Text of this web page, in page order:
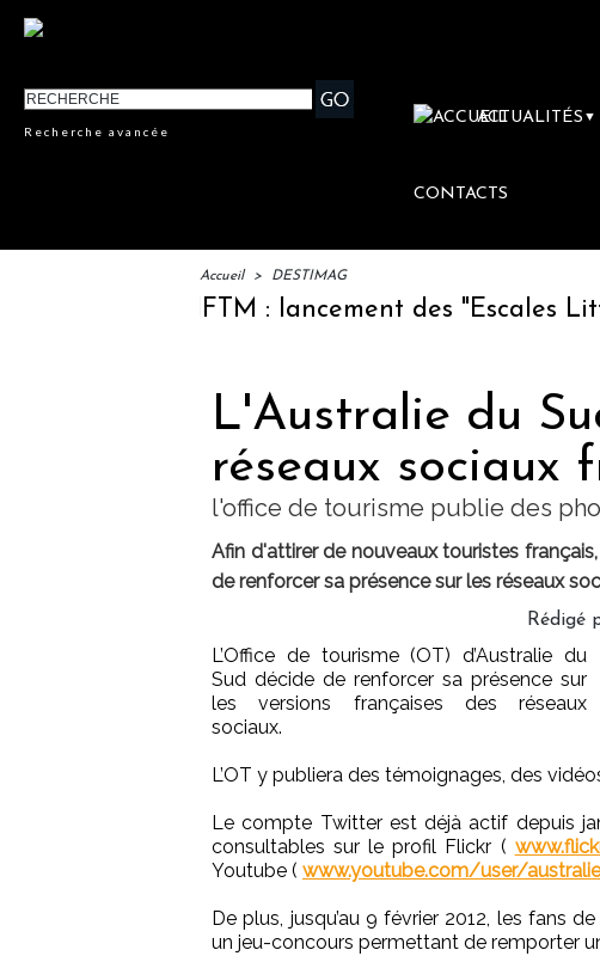
Recherche avancée
ACTUALITÉS ▼
CONTACTS
Accueil > DESTIMAG
IFTM : lancement des "Escales
L'Australie du
réseaux sociaux
l'office de tourisme publie des
Afin d'attirer de nouveaux touristes
de renforcer sa présence sur les réseaux
Rédigé
L’Office de tourisme (OT) d’Australie du
Sud décide de renforcer sa présence sur
les versions françaises des réseaux
sociaux.
L’OT y publiera des témoignages, des
Le compte Twitter est déjà actif depuis
consultables sur le profil Flickr (
Youtube ( www.youtube.com/user/
De plus, jusqu’au 9 février 2012, les fans
un jeu-concours permettant de remporter